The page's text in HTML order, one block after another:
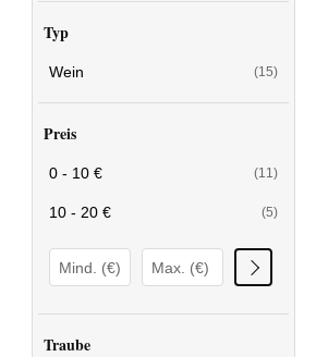
Typ
Wein (15)
Preis
0 - 10 € (11)
10 - 20 € (5)
Traube